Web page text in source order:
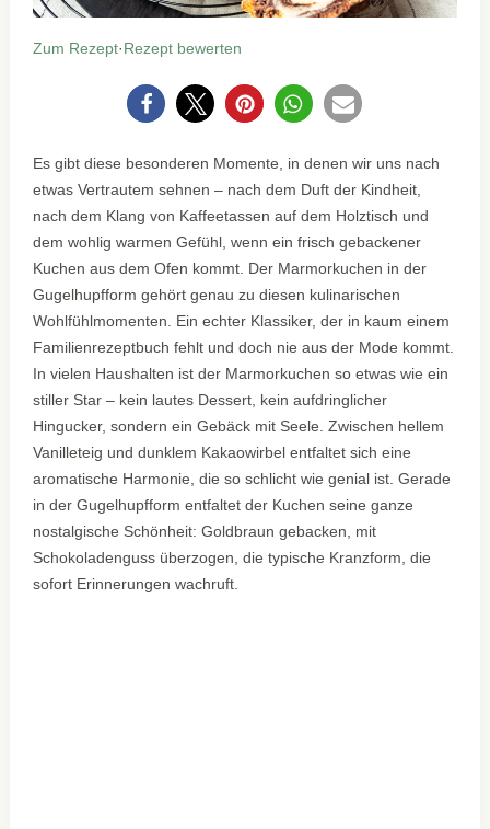
Zum Rezept·Rezept bewerten
0
Es gibt diese besonderen Momente, in denen wir uns nach
etwas Vertrautem sehnen – nach dem Duft der Kindheit,
nach dem Klang von Kaffeetassen auf dem Holztisch und
dem wohlig warmen Gefühl, wenn ein frisch gebackener
Kuchen aus dem Ofen kommt. Der Marmorkuchen in der
Gugelhupfform gehört genau zu diesen kulinarischen
Wohlfühlmomenten. Ein echter Klassiker, der in kaum einem
Familienrezeptbuch fehlt und doch nie aus der Mode kommt.
In vielen Haushalten ist der Marmorkuchen so etwas wie ein
stiller Star – kein lautes Dessert, kein aufdringlicher
Hingucker, sondern ein Gebäck mit Seele. Zwischen hellem
Vanilleteig und dunklem Kakaowirbel entfaltet sich eine
aromatische Harmonie, die so schlicht wie genial ist. Gerade
in der Gugelhupfform entfaltet der Kuchen seine ganze
nostalgische Schönheit: Goldbraun gebacken, mit
Schokoladenguss überzogen, die typische Kranzform, die
sofort Erinnerungen wachruft.